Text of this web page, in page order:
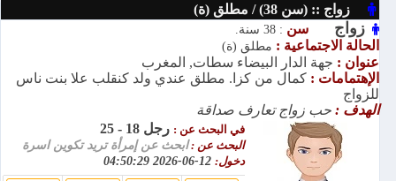
زواج :: (سن 38) / مطلق (ة)
زواج سن : 38 سنة.
الحالة الاجتماعية : مطلق (ة)
عنوان : جهة الدار البيضاء سطات, المغرب
الإهتمامات : كمال من كزا. مطلق عندي ولد كنقلب علا بنت ناس
للزواج
الهدف : حب زواج تعارف صداقة
في البحث عن : رجل 18 - 25
البحث عن :ابحث عن إمرأة تريد تكوين اسرة
دخول: